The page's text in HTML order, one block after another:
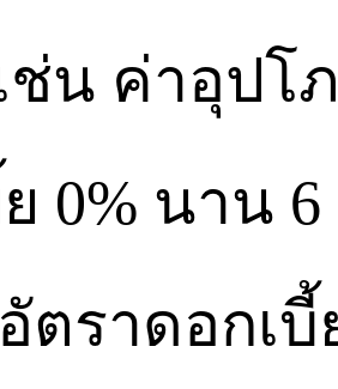
ช่น ค่าอุปโ
0% นาน
ตราดอกเบี้